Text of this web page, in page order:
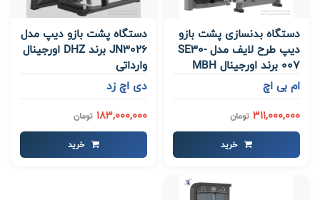
دستگاه بدنسازی پشت بازو
دیپ طرح لایف مدل SE30-
007 برند اورجینال MBH
ام بی اچ
311,000,000 تومان
خرید
دستگاه پشت بازو دیپ مدل
JN3026 برند DHZ اورجینال
وارداتی
دی اچ زد
183,000,000 تومان
خرید